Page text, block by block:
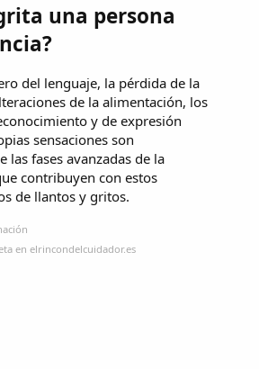
una persona
del lenguaje, la pérdida de la
de la alimentación, los
y de expresión
sensaciones son
las fases avanzadas de la
contribuyen con estos
de llantos y gritos.
en elrincondelcuidador.es